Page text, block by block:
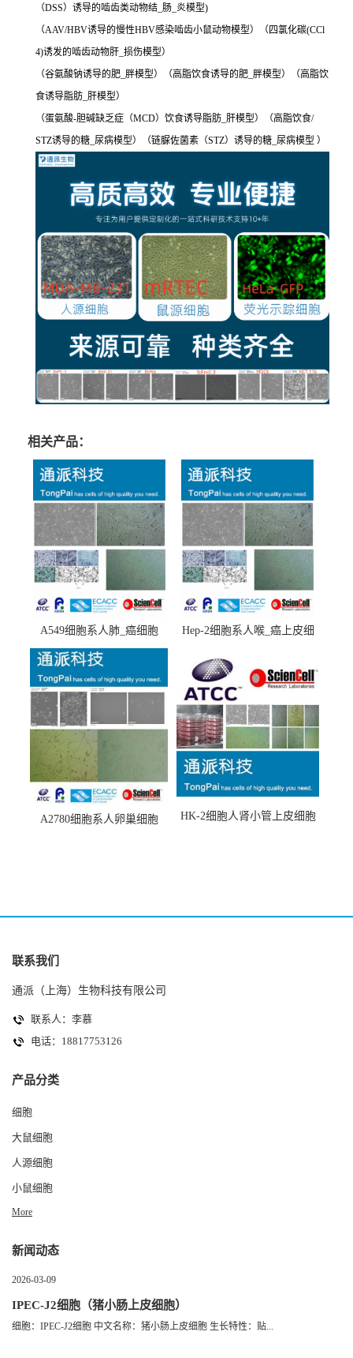
（DSS）诱导的啮齿类动物结_肠_炎模型)
（AAV/HBV诱导的慢性HBV感染啮齿小鼠动物模型）（四氯化碳(CCl
4)诱发的啮齿动物肝_损伤模型）
（谷氨酸钠诱导的肥_胖模型）（高脂饮食诱导的肥_胖模型）（高脂饮
食诱导脂肪_肝模型）
（蛋氨酸-胆碱缺乏症（MCD）饮食诱导脂肪_肝模型）（高脂饮食/
STZ诱导的糖_尿病模型）（链脲佐菌素（STZ）诱导的糖_尿病模型 ）
相关产品：
A549细胞系人肺_癌细胞
(A549细胞)
Hep-2细胞系人喉_癌上皮细
A2780细胞系人卵巢细胞
HK-2细胞人肾小管上皮细胞
联系我们
通派（上海）生物科技有限公司
联系人：李慕
电话：18817753126
产品分类
细胞
大鼠细胞
人源细胞
小鼠细胞
More
新闻动态
2026-03-09
IPEC-J2细胞（猪小肠上皮细胞）
细胞：IPEC-J2细胞 中文名称：猪小肠上皮细胞 生长特性：贴...